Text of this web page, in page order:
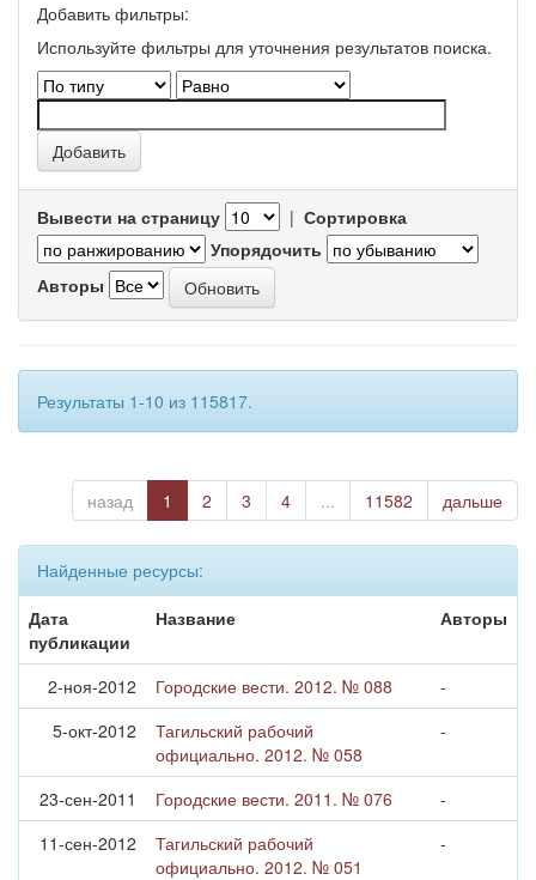
Добавить фильтры:
Используйте фильтры для уточнения результатов поиска.
Вывести на страницу | Сортировка
Упорядочить
Авторы
Результаты 1-10 из 115817.
назад 1 2 3 4 ... 11582 дальше
Найденные ресурсы:
Дата
публикации
Название Авторы
2-ноя-2012 Городские вести. 2012. № 088
-
5-окт-2012
Тагильский рабочий
официально. 2012. № 058
-
23-сен-2011 Городские вести. 2011. № 076
-
11-сен-2012
Тагильский рабочий
официально. 2012. № 051
-